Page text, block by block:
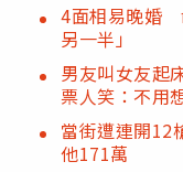
4面相易晚婚
另一半」
男友叫女友起
票人笑：不用
當街遭連開
他171萬